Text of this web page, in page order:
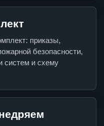
приказы,
безопасности,
систем и схему